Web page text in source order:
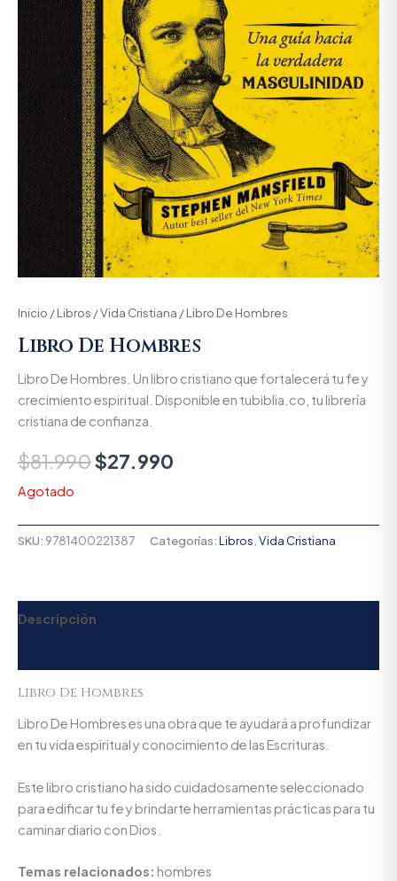
Inicio /Libros /Vida Cristiana / Libro De Hombres
Libro De Hombres
Libro De Hombres. Un libro cristiano que fortalecerá tu fe y
crecimiento espiritual. Disponible en tubiblia.co, tu librería
cristiana de confianza.
$81.990$27.990
Agotado
SKU: 9781400221387 Categorías:Libros Vida Cristiana
Descripción
Libro De Hombres
Libro De Hombres es una obra que te ayudará a profundizar
en tu vida espiritual y conocimiento de las Escrituras.
Este libro cristiano ha sido cuidadosamente seleccionado
para edificar tu fe y brindarte herramientas prácticas para tu
caminar diario con Dios.
Temas relacionados: hombres